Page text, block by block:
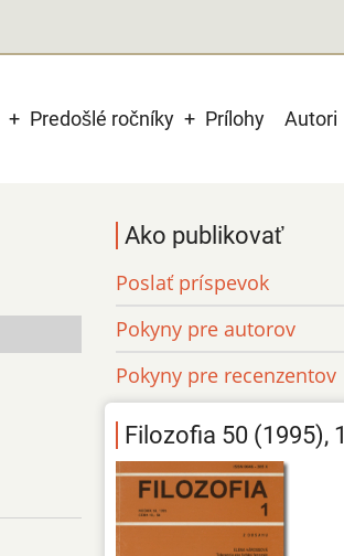
Predošlé ročníky Prílohy Autori
Ako publikovať
Poslať príspevok
Pokyny pre autorov
Pokyny pre recenzentov
Filozofia 50 (1995), 1